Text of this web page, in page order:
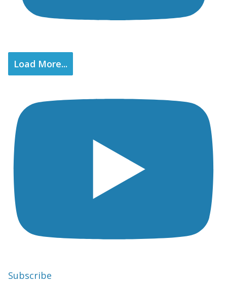
Load More...
Subscribe